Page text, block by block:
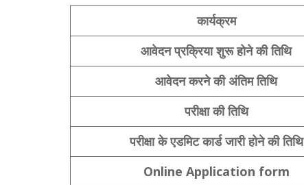
कार्यक्रम
आवेदन प्रक्रियाशुरू होने की तिथि
आवेदन करने की अंतिम तिथि
परीक्षा की तिथि
परीक्षा के एडमिट कार्ड जारी होने की तिथि
Online Application form